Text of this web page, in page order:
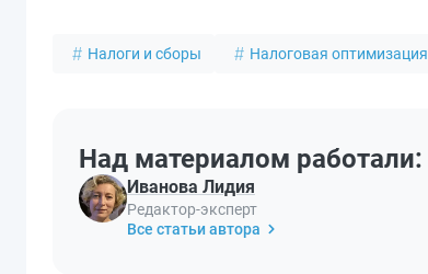
Налоги и сборы Налоговая оптимизация
Над материалом работали:
Иванова Лидия
Редактор-эксперт
Все статьи автора